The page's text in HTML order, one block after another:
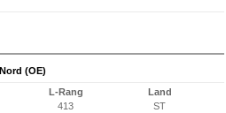
(OE)
L-Rang
413
Land
ST